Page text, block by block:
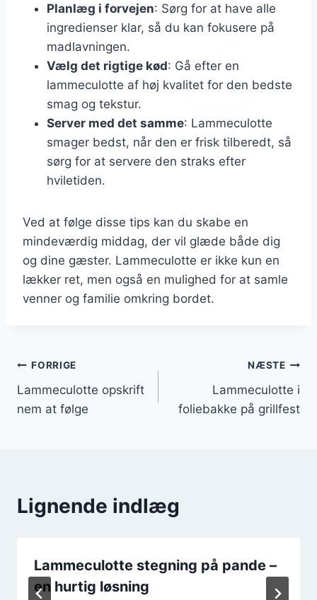
Planlæg i forvejen: Sørg for at have alle
ingredienser klar, så du kan fokusere på
madlavningen.
Vælg det rigtige kød: Gå efter en
lammeculotte af høj kvalitet for den bedste
smag og tekstur.
Server med det samme: Lammeculotte
smager bedst, når den er frisk tilberedt, så
sørg for at servere den straks efter
hviletiden.
Ved at følge disse tips kan du skabe en
mindeværdig middag, der vil glæde både dig
og dine gæster. Lammeculotte er ikke kun en
lækker ret, men også en mulighed for at samle
venner og familie omkring bordet.
Indlægsnavigation
FORRIGE
Lammeculotte opskrift
nem at følge
NÆSTE
Lammeculotte i
foliebakke på grillfest
Lignende indlæg
Lammeculotte stegning på pande –
en hurtig løsning